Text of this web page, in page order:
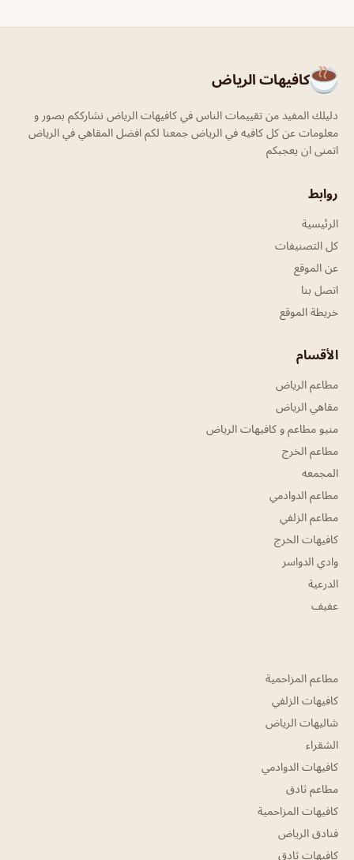
كافيهات الرياض
دليلك المفيد من تقييمات الناس في كافيهات الرياض نشارككم بصور و
معلومات عن كل كافيه في الرياض جمعنا لكم افضل المقاهي في الرياض
اتمنى ان يعجبكم
روابط
الرئيسية
كل التصنيفات
عن الموقع
اتصل بنا
خريطة الموقع
الأقسام
مطاعم الرياض
مقاهي الرياض
منيو مطاعم و كافيهات الرياض
مطاعم الخرج
المجمعه
مطاعم الدوادمي
مطاعم الزلفي
كافيهات الخرج
وادي الدواسر
الدرعية
عفيف
مطاعم المزاحمية
كافيهات الزلفي
شاليهات الرياض
الشقراء
كافيهات الدوادمي
مطاعم ثادق
كافيهات المزاحمية
فنادق الرياض
كافيهات ثادق